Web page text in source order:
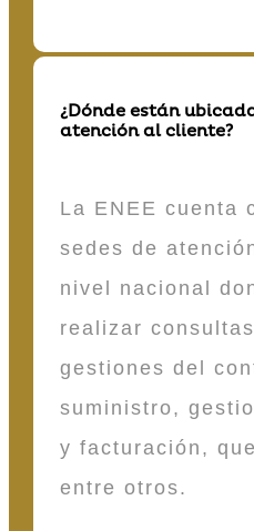
¿Dónde están
atención al cliente?
La ENEE cuenta
sedes de
nivel nacional
realizar
gestiones del
suministro,
y facturación,
entre otros.